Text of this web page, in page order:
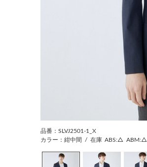
品番：SLVJ2501-1_X
カラー：紺中間
/ 在庫 ABS:△ ABM:△